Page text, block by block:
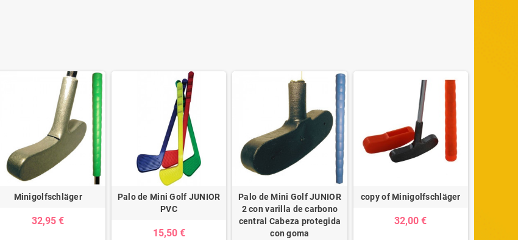
Minigolfschläger
32,95 €
Palo de Mini Golf JUNIOR
PVC
15,50 €
Palo de Mini Golf JUNIOR
2 con varilla de carbono
central Cabeza protegida
con goma
copy of Minigolfschläger
32,00 €